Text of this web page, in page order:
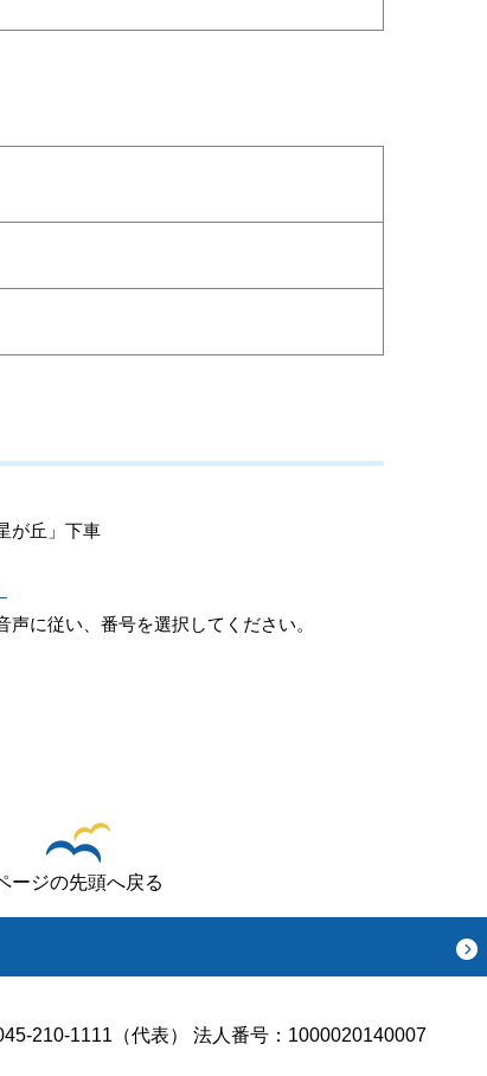
が丘」下車
に従い、番号を選択してください。
ージの先頭へ戻る
210-1111（代表） 法人番号：1000020140007